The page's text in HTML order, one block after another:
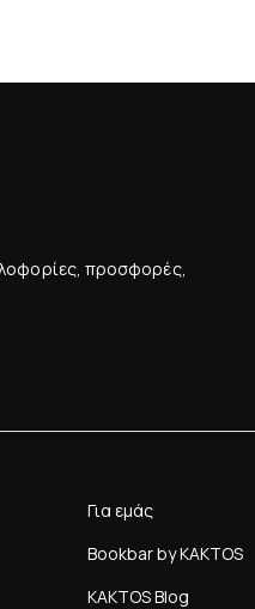
προσφορές,
Για εμάς
Bookbar by KAKTOS
KAKTOS Blog